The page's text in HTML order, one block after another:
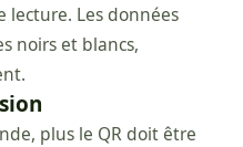
lecture. Les données
noirs et blancs,
plus le QR doit être